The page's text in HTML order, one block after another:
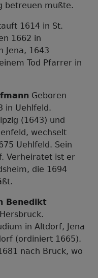
betreuen mußte.
1614 in St.
1662 in
Jena, 1643
Tod Pfarrer in
Geboren
in Uehlfeld.
(1643) und
wechselt
Uehlfeld. Sein
Verheiratet ist er
die 1694
Benedikt
in Altdorf, Jena
(ordiniert 1665).
nach Bruck, wo